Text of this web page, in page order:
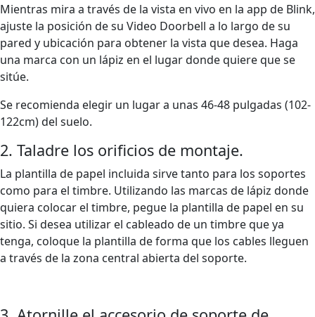
Mientras mira a través de la vista en vivo en la app de Blink,
ajuste la posición de su Video Doorbell a lo largo de su
pared y ubicación para obtener la vista que desea. Haga
una marca con un lápiz en el lugar donde quiere que se
sitúe.
Se recomienda elegir un lugar a unas 46-48 pulgadas (102-
122cm) del suelo.
2. Taladre los orificios de montaje.
La plantilla de papel incluida sirve tanto para los soportes
como para el timbre. Utilizando las marcas de lápiz donde
quiera colocar el timbre, pegue la plantilla de papel en su
sitio. Si desea utilizar el cableado de un timbre que ya
tenga, coloque la plantilla de forma que los cables lleguen
a través de la zona central abierta del soporte.